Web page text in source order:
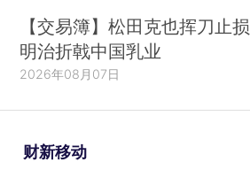
【交易簿】松田克也挥刀止损
明治折戟中国乳业
2026年08月07日
财新移动